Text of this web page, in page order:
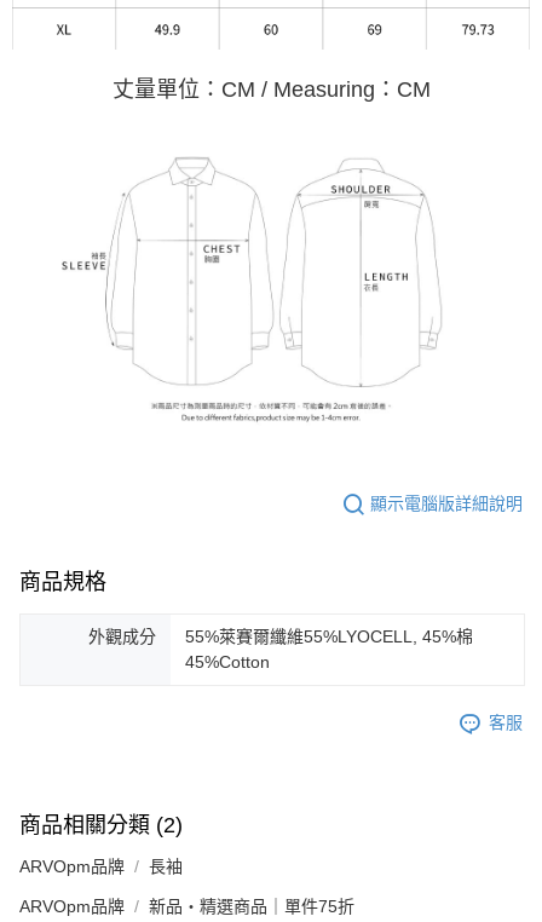
丈量單位：CM / Measuring：CM
顯示電腦版詳細說明
商品規格
外觀成分
55%萊賽爾纖維55%LYOCELL, 45%棉
45%Cotton
客服
商品相關分類 (2)
ARVOpm品牌 長袖
ARVOpm品牌 新品・精選商品｜單件75折